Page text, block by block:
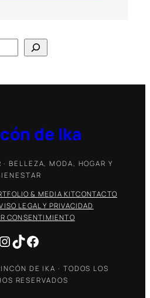
de Ika
BELLEZA, MODA, HOGAR Y
& MEDIA KITCONTACTO
LEGAL Y PRIVACIDAD
CONSENTIMIENTO
Instagram
TikTokFacebook
DE IKA · TODOS LOS
RESERVADOS